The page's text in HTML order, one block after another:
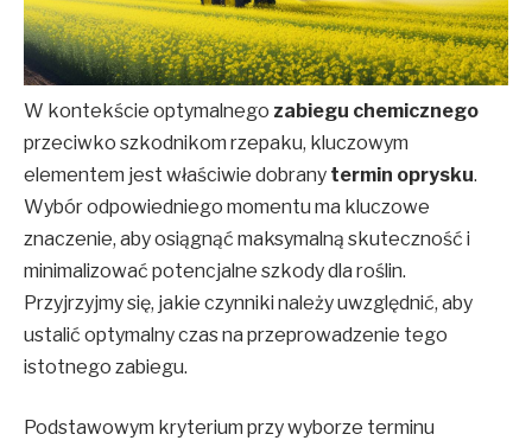
W kontekście optymalnego zabiegu chemicznego
przeciwko szkodnikom rzepaku, kluczowym
elementem jest właściwie dobrany termin oprysku.
Wybór odpowiedniego momentu ma kluczowe
znaczenie, aby osiągnąć maksymalną skuteczność i
minimalizować potencjalne szkody dla roślin.
Przyjrzyjmy się, jakie czynniki należy uwzględnić, aby
ustalić optymalny czas na przeprowadzenie tego
istotnego zabiegu.
Podstawowym kryterium przy wyborze terminu